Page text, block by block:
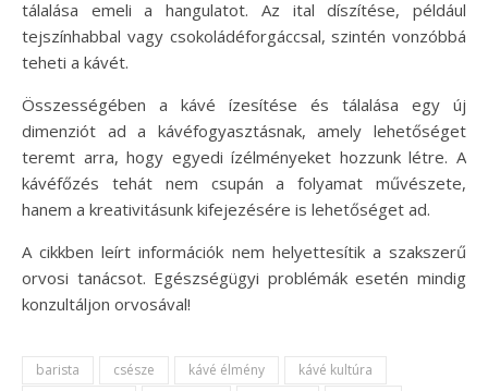
tálalása emeli a hangulatot. Az ital díszítése, például
tejszínhabbal vagy csokoládéforgáccsal, szintén vonzóbbá
teheti a kávét.
Összességében a kávé ízesítése és tálalása egy új
dimenziót ad a kávéfogyasztásnak, amely lehetőséget
teremt arra, hogy egyedi ízélményeket hozzunk létre. A
kávéfőzés tehát nem csupán a folyamat művészete,
hanem a kreativitásunk kifejezésére is lehetőséget ad.
A cikkben leírt információk nem helyettesítik a szakszerű
orvosi tanácsot. Egészségügyi problémák esetén mindig
konzultáljon orvosával!
barista csésze kávé élmény
kávé kultúra